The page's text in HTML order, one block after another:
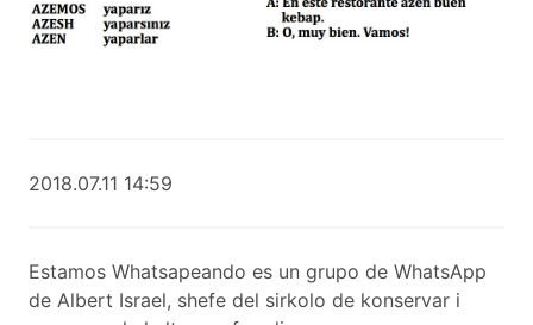
2018.07.11 14:59
Estamos Whatsapeando es un grupo de WhatsApp
de Albert Israel, shefe del sirkolo de konservar i